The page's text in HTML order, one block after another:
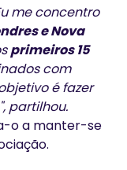
me concentro
e Nova
primeiros 15
com
é fazer
partilhou.
o a manter-se